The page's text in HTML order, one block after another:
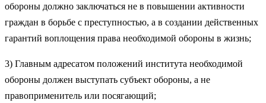
обороны должно заключаться не в повышении активности
граждан в борьбе с преступностью, а в создании действенных
гарантий воплощения права необходимой обороны в жизнь;
3) Главным адресатом положений института необходимой
обороны должен выступать субъект обороны, а не
правоприменитель или посягающий;